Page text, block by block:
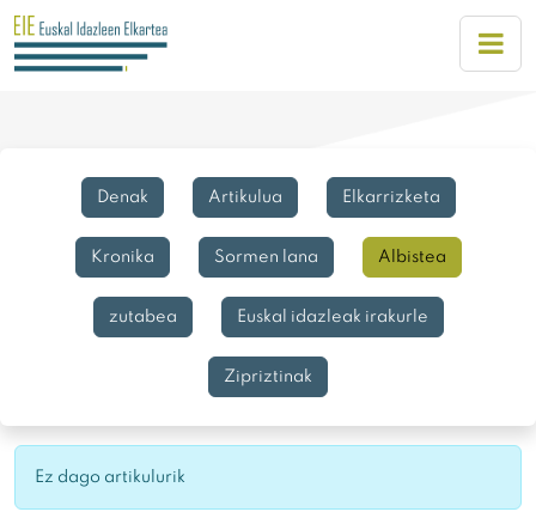
Denak Artikulua Elkarrizketa
Kronika Sormen lana Albistea
zutabea Euskal idazleak irakurle
Zipriztinak
Ez dago artikulurik